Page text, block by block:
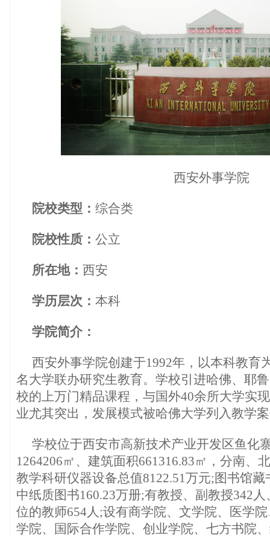
西安外事学院
院校类型： 综合类
院校性质： 公立
所在地： 西安
学历层次： 本科
学院简介：
西安外事学院创建于1992年，以本科教育
名大学联办研究生教育。学校引进哈佛、耶
校的上万门精品课程，与国外40余所大学实
业尤其突出，发展模式被哈佛大学列入教学
学校位于西安市高新技术产业开发区鱼化
1264206㎡、建筑面积661316.83㎡，分南、
教学科研仪器设备总值8122.51万元;图书馆藏
中纸质图书160.23万册;有教授、副教授342
位的教师654人;设有商学院、文学院、医学
学院、国际合作学院、创业学院、七方书院